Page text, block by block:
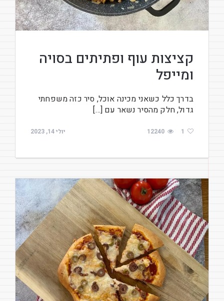
קציצות עוף ופתיתים בסויה
ומייפל
בדרך כלל כשאני מכינה אוכל, סיר כזה משפחתי
גדול, חלק מהסיר נשאר עם […]
יולי 14, 2023 12240 1